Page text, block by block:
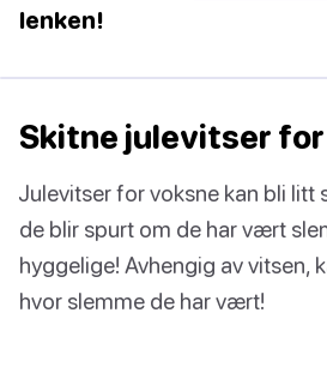
lenken!
Skitne julevitser
Julevitser for voksne kan bli litt
de blir spurt om de har vært
hyggelige! Avhengig av vitsen,
hvor slemme de har vært!